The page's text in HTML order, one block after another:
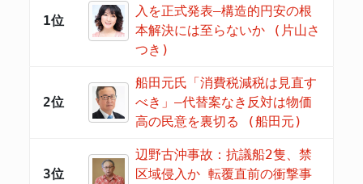
1位
入を正式発表―構造的円安の根
本解決には至らないか (片山さ
つき)
2位
船田元氏「消費税減税は見直す
べき」―代替案なき反対は物価
高の民意を裏切る (船田元)
3位
辺野古沖事故：抗議船2隻、禁
区域侵入か 転覆直前の衝撃事